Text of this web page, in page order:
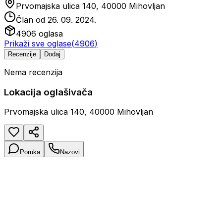
Prvomajska ulica 140, 40000 Mihovljan
Član od 26. 09. 2024.
4906 oglasa
Prikaži sve oglase(4906)
Recenzije Dodaj
Nema recenzija
Lokacija oglašivača
Prvomajska ulica 140, 40000 Mihovljan
Poruka Nazovi